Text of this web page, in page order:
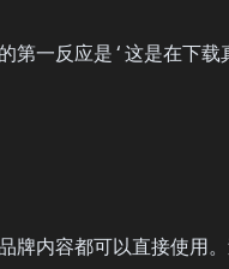
一反应是‘这是在下载
内容都可以直接使用。